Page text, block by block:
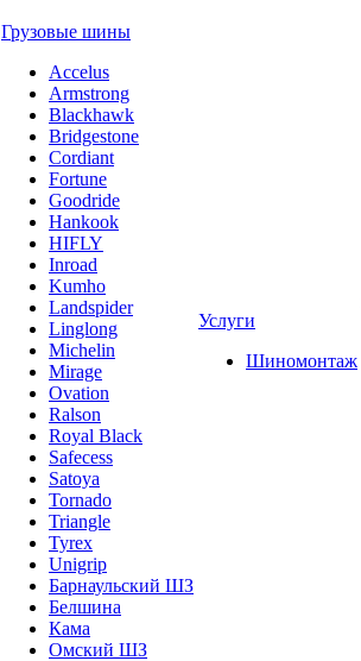
Грузовые шины
Accelus
Armstrong
Blackhawk
Bridgestone
Cordiant
Fortune
Goodride
Hankook
HIFLY
Inroad
Kumho
Landspider
Linglong
Michelin
Mirage
Ovation
Ralson
Royal Black
Safecess
Satoya
Tornado
Triangle
Tyrex
Unigrip
Барнаульский ШЗ
Белшина
Кама
Омский ШЗ
Услуги
Шиномонтаж